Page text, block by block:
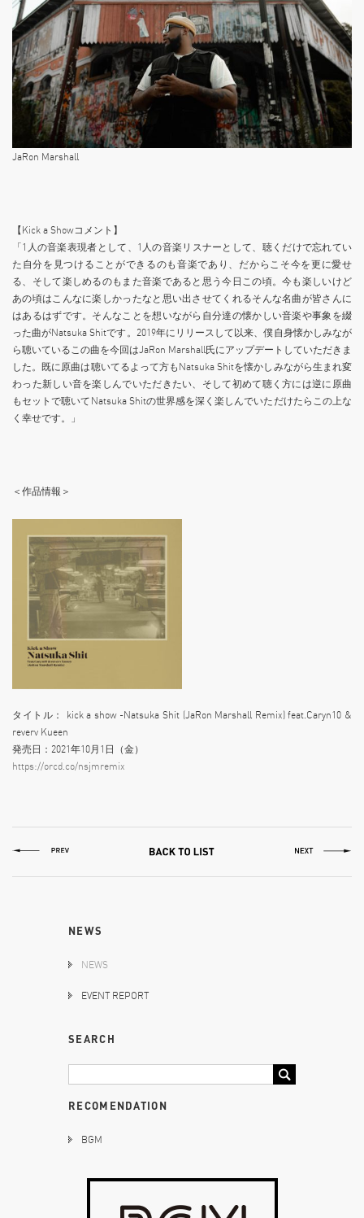
JaRon Marshall
【Kick a Showコメント】
「1人の音楽表現者として、1人の音楽リスナーとして、聴くだけで忘れてい
た自分を見つけることができるのも音楽であり、だからこそ今を更に愛せ
る、そして楽しめるのもまた音楽であると思う今日この頃。今も楽しいけど
あの頃はこんなに楽しかったなと思い出させてくれるそんな名曲が皆さんに
はあるはずです。そんなことを想いながら自分達の懐かしい音楽や事象を綴
った曲がNatsuka Shitです。2019年にリリースして以来、僕自身懐かしみなが
ら聴いているこの曲を今回はJaRon Marshall氏にアップデートしていただきま
した。既に原曲は聴いてるよって方もNatsuka Shitを懐かしみながら生まれ変
わった新しい音を楽しんでいただきたい、そして初めて聴く方には逆に原曲
もセットで聴いてNatsuka Shitの世界感を深く楽しんでいただけたらこの上な
く幸せです。」
＜作品情報＞
タイトル： kick a show -Natsuka Shit (JaRon Marshall Remix) feat.Caryn10 &
reverv Kueen
発売日：2021年10月1日（金）
https://orcd.co/nsjmremix
NEWS
NEWS
EVENT REPORT
SEARCH
RECOMENDATION
BGM